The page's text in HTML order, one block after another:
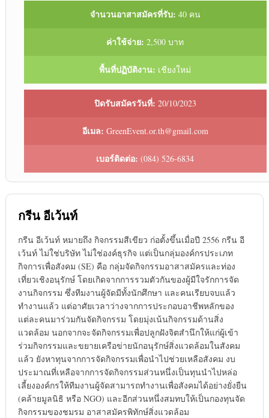
จำนวนอาสาสมัครที่รับ: 40 คน
ค่าใช้จ่าย: 2,500 บาท
พื้นที่ปฏิบัติงาน: เชียงใหม่
ปิดรับสมัครวันที่: 20/10/2023
อีเมล: GreenEvent.or.th@gmail.com
เบอร์ติดต่อ: (084) 526-6834
กรีน อีเว้นท์
กรีน อีเว้นท์ หมายถึง กิจกรรมสีเขียว ก่อตั้งขึ้นเมื่อปี 2556 กรีน อี
เว้นท์ ไม่ใช่บริษัท ไม่ใช่องค์ธุรกิจ แต่เป็นกลุ่มองค์กรประเภท
กิจการเพื่อสังคม (SE) คือ กลุ่มจัดกิจกรรมอาสาสมัครและท่อง
เที่ยวเชิงอนุรักษ์ โดยเกิดจากการรวมตัวกันของผู้มีใจรักการจัด
งานกิจกรรม ซึ่งทีมงานผู้จัดมีทั้งนักศึกษา และคนเรียบจบแล้ว
ทำงานแล้ว แต่อาศัยเวลาว่างจากการประกอบอาชีพหลักของ
แต่ละคนมาร่วมกันจัดกิจกรรม โดยมุ่งเน้นกิจกรรมด้านสิ่ง
แวดล้อม นอกจากจะจัดกิจกรรมเพื่อปลูกฝังจิตสำนึกให้แก่ผู้เข้า
ร่วมกิจกรรมและขยายเครือข่ายนักอนุรักษ์สิ่งแวดล้อมในสังคม
แล้ว ยังหาทุนจากการจัดกิจกรรมเพื่อนำไปช่วยเหลือสังคม งบ
ประมาณที่เหลือจากการจัดกิจกรรมส่วนหนึ่งเป็นทุนนำไปหล่อ
เลี้ยงองค์กรให้ทีมงานผู้จัดสามารถทำงานเพื่อสังคมได้อย่างยั่งยืน
(คล้ายมูลนิธิ หรือ NGO) และอีกส่วนหนึ่งสมทบให้เป็นกองทุนจัด
กิจกรรมของชมรม อาสาสมัครพิทักษ์สิ่งแวดล้อม